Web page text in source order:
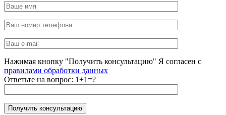
Нажимая кнопку "Получить консультацию" Я согласен с
правилами обработки данных
Ответьте на вопрос: 1+1=?